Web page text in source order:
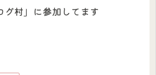
グ村」に参加してます